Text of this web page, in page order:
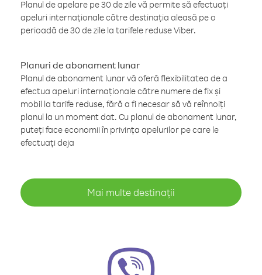
Planul de apelare pe 30 de zile vă permite să efectuați
apeluri internaționale către destinația aleasă pe o
perioadă de 30 de zile la tarifele reduse Viber.
Planuri de abonament lunar
Planul de abonament lunar vă oferă flexibilitatea de a
efectua apeluri internaționale către numere de fix și
mobil la tarife reduse, fără a fi necesar să vă reînnoiți
planul la un moment dat. Cu planul de abonament lunar,
puteți face economii în privința apelurilor pe care le
efectuați deja
Mai multe destinații